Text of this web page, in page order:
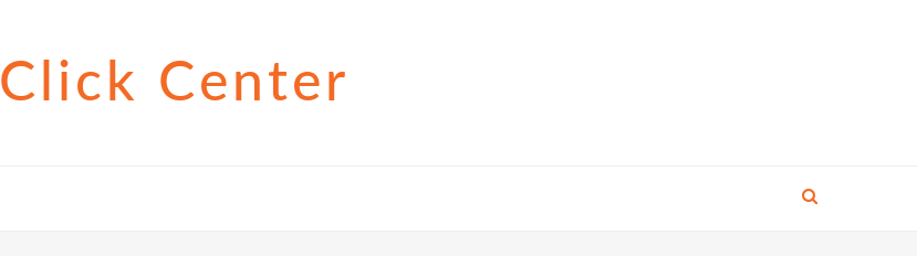
Click Center